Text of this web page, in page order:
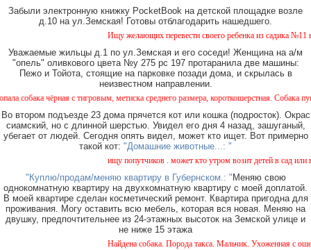
Забыли электронную книжку PocketBook на детской площадке возле
д.10 на ул.Земская! Готовы отблагодарить нашедшего.
Ищу желающих перевести своего ребенка из садика №11
Уважаемые жильцы д.1 по ул.Земская и его соседи! Женщина на а/м
"опель" оливкового цвета №у 275 рс 197 протаранила две машины:
Пежо и Тойота, стоящие на парковке позади дома, и скрылась в
неизвестном направлении.
чёрная с тигровым, метиска среднего размера, короткошерстная. Собака
Во втором подъезде 23 дома прячется кот или кошка (подросток). Окрас
сиамский, но с длинной шерстью. Увидел его дня 4 назад, зашуганый,
убегает от людей. Сегодня опять видел, может кто ищет. Вот примерно
такой кот: "Домашние животные...: "
ищу попутчиков . может кто утром возит детей в сад или в
"Куплю/продам/меняю квартиру в Губернском.: " Меняю свою
однокомнатную квартиру на двухкомнатную квартиру с моей доплатой.
В моей квартире сделан косметический ремонт. Квартира пригодна для
проживания. Могу оставить всю мебель, которая вся новая. Меняю на
двушку, предпочтительнее из 24-этажных высоток на Земской улице и
не ниже 15 этажа
Найдена собака. Порода такса. Мальчик. Ухоженная с